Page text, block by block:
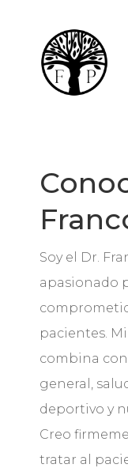
Soy el Dr.
apasionado
pacientes.
combina
general,
deportivo y
Creo
tratar al